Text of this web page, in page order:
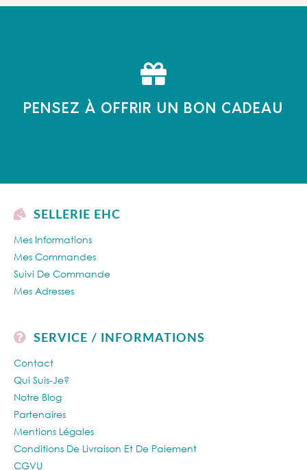
PENSEZ À OFFRIR UN BON CADEAU
SELLERIE EHC
Mes Informations
Mes Commandes
Suivi De Commande
Mes Adresses
SERVICE / INFORMATIONS
Contact
Qui Suis-Je?
Notre Blog
Partenaires
Mentions Légales
Conditions De Livraison Et De Paiement
CGVU